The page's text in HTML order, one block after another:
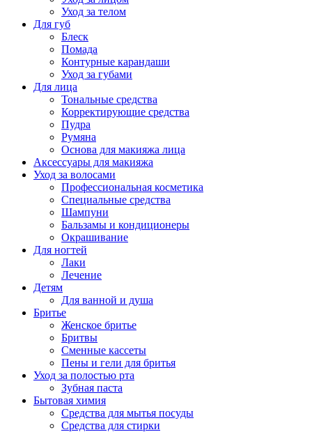
Уход за телом
Для губ
Блеск
Помада
Контурные карандаши
Уход за губами
Для лица
Тональные средства
Корректирующие средства
Пудра
Румяна
Основа для макияжа лица
Аксессуары для макияжа
Уход за волосами
Профессиональная косметика
Специальные средства
Шампуни
Бальзамы и кондиционеры
Окрашивание
Для ногтей
Лаки
Лечение
Детям
Для ванной и душа
Бритье
Женское бритье
Бритвы
Сменные кассеты
Пены и гели для бритья
Уход за полостью рта
Зубная паста
Бытовая химия
Средства для мытья посуды
Средства для стирки